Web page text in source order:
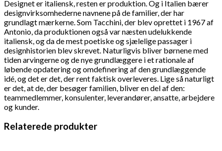
Designet er italiensk, resten er produktion. Og i Italien bærer
designvirksomhederne navnene på de familier, der har
grundlagt mærkerne. Som Tacchini, der blev oprettet i 1967 af
Antonio, da produktionen også var næsten udelukkende
italiensk, og da de mest poetiske og sjælelige passager i
designhistorien blev skrevet. Naturligvis bliver børnene med
tiden arvingerne og de nye grundlæggere i et rationale af
løbende opdatering og omdefinering af den grundlæggende
idé, og det er det, der rent faktisk overleveres. Lige så naturligt
er det, at de, der besøger familien, bliver en del af den:
teammedlemmer, konsulenter, leverandører, ansatte, arbejdere
og kunder.
Relaterede produkter